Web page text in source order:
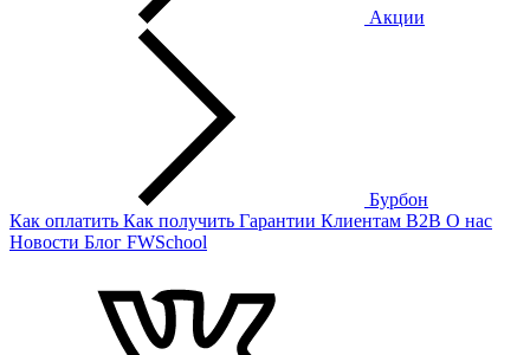
Акции
Бурбон
Как оплатить Как получить Гарантии Клиентам B2B О нас
Новости Блог FWSchool